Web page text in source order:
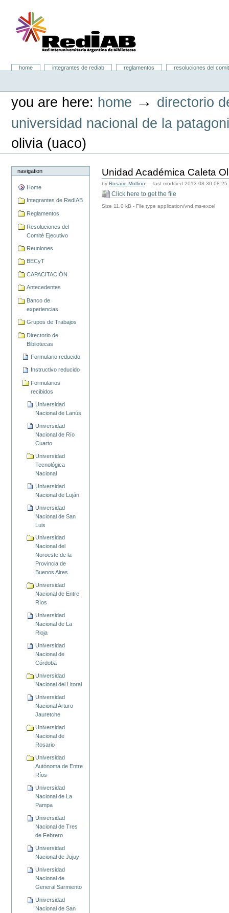
content.
Portal RedIAB
Sectionshome integrantes de rediab reglamentos
resoluciones del
you are here: home → directorio
universidad nacional de la
olivia (uaco)
navigation
Home
Integrantes de RedIAB
Reglamentos
Resoluciones del
Comité Ejecutivo
Reuniones
BECyT
CAPACITACIÓN
Antecedentes
Banco de
experiencias
Grupos de Trabajos
Directorio de
Bibliotecas
Formulario reducido
Instructivo reducido
Formularios
recibidos
Universidad
Nacional de Lanús
Universidad
Nacional de Río
Cuarto
Universidad
Tecnológica
Nacional
Universidad
Nacional de Luján
Universidad
Nacional de San
Luis
Universidad
Nacional del
Noroeste de la
Provincia de
Buenos Aires
Universidad
Nacional de Entre
Ríos
Universidad
Nacional de La
Rioja
Universidad
Nacional de
Córdoba
Universidad
Nacional del Litoral
Universidad
Nacional Arturo
Jauretche
Universidad
Nacional de
Rosario
Universidad
Autónoma de Entre
Ríos
Universidad
Nacional de La
Pampa
Universidad
Nacional de Tres
de Febrero
Universidad
Nacional de Jujuy
Universidad
Nacional de
General Sarmiento
Universidad
Nacional de San
Unidad Académica Caleta
by Rosario Molfino — last modified2013-08-30 08:25
Click here to get the file
Size 11.0 kB -File typeapplication/vnd.ms-excel